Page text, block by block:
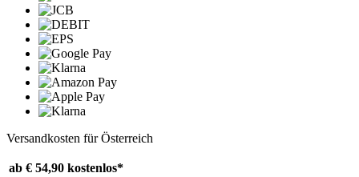
Versandkosten für Österreich
ab € 54,90 kostenlos*